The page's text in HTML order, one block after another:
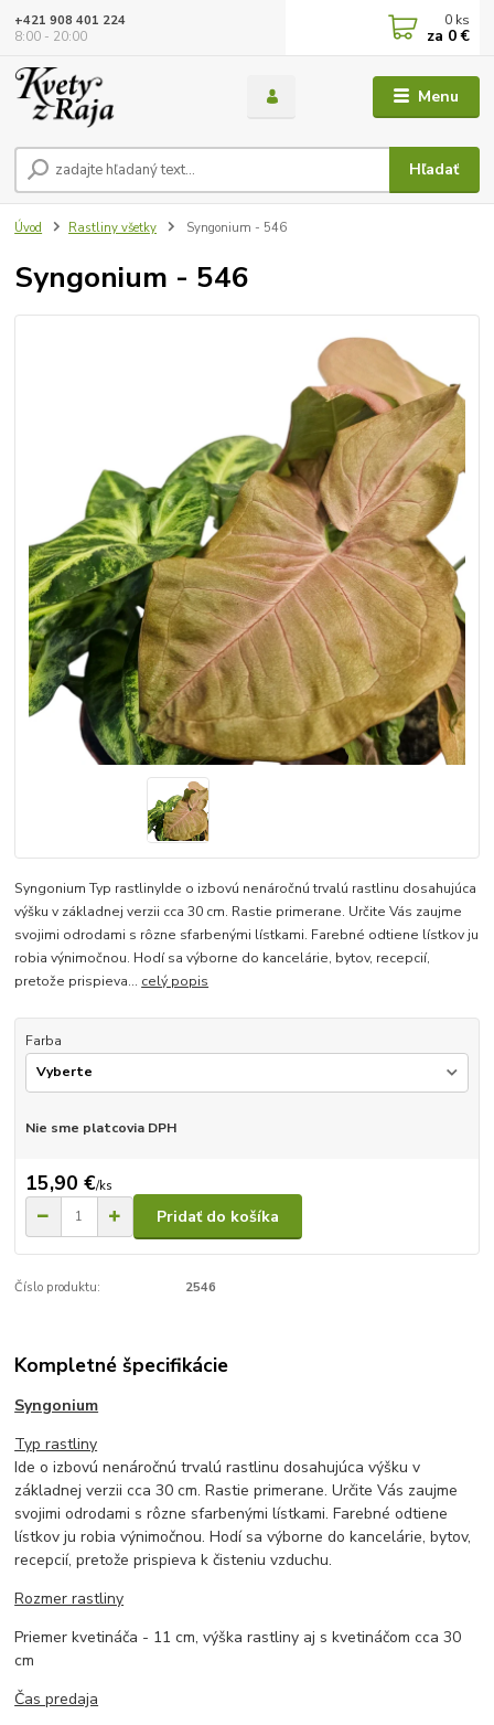
Menu
Hľadať
+421 908 401 224
8:00 - 20:00
0 ks
za 0 €
Úvod Rastliny všetky Syngonium - 546
Syngonium - 546
Syngonium Typ rastlinyIde o izbovú nenáročnú trvalú rastlinu dosahujúca
výšku v základnej verzii cca 30 cm. Rastie primerane. Určite Vás zaujme
svojimi odrodami s rôzne sfarbenými lístkami. Farebné odtiene lístkov ju
robia výnimočnou. Hodí sa výborne do kancelárie, bytov, recepcií,
pretože prispieva... celý popis
Farba
Nie sme platcovia DPH
15,90 €/ks
Pridať do košíka
Číslo produktu: 2546
Kompletné špecifikácie
Syngonium
Typ rastliny
Ide o izbovú nenáročnú trvalú rastlinu dosahujúca výšku v
základnej verzii cca 30 cm. Rastie primerane. Určite Vás zaujme
svojimi odrodami s rôzne sfarbenými lístkami. Farebné odtiene
lístkov ju robia výnimočnou. Hodí sa výborne do kancelárie, bytov,
recepcií, pretože prispieva k čisteniu vzduchu.
Rozmer rastliny
Priemer kvetináča - 11 cm, výška rastliny aj s kvetináčom cca 30
cm
Čas predaja